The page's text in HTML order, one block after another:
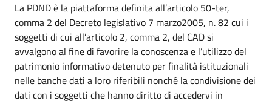
La PDND è la piattaforma definita all’articolo 50-ter,
comma 2 del Decreto legislativo 7 marzo2005, n. 82 cui i
soggetti di cui all’articolo 2, comma 2, del CAD si
avvalgono al fine di favorire la conoscenza e l’utilizzo del
patrimonio informativo detenuto per finalità istituzionali
nelle banche dati a loro riferibili nonché la condivisione dei
dati con i soggetti che hanno diritto di accedervi in